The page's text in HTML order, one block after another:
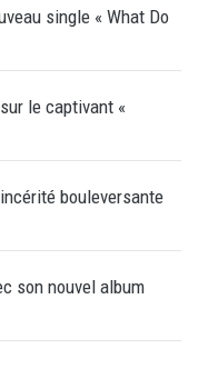
single « What Do
le captivant «
bouleversante
son nouvel album